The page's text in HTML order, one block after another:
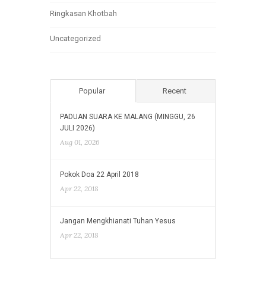
Ringkasan Khotbah
Uncategorized
Popular Recent
PADUAN SUARA KE MALANG (MINGGU, 26
JULI 2026)
Aug 01, 2026
Pokok Doa 22 April 2018
Apr 22, 2018
Jangan Mengkhianati Tuhan Yesus
Apr 22, 2018